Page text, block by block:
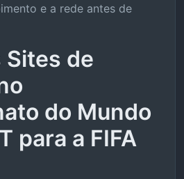
e a rede antes de
Sites de
do Mundo
para a FIFA